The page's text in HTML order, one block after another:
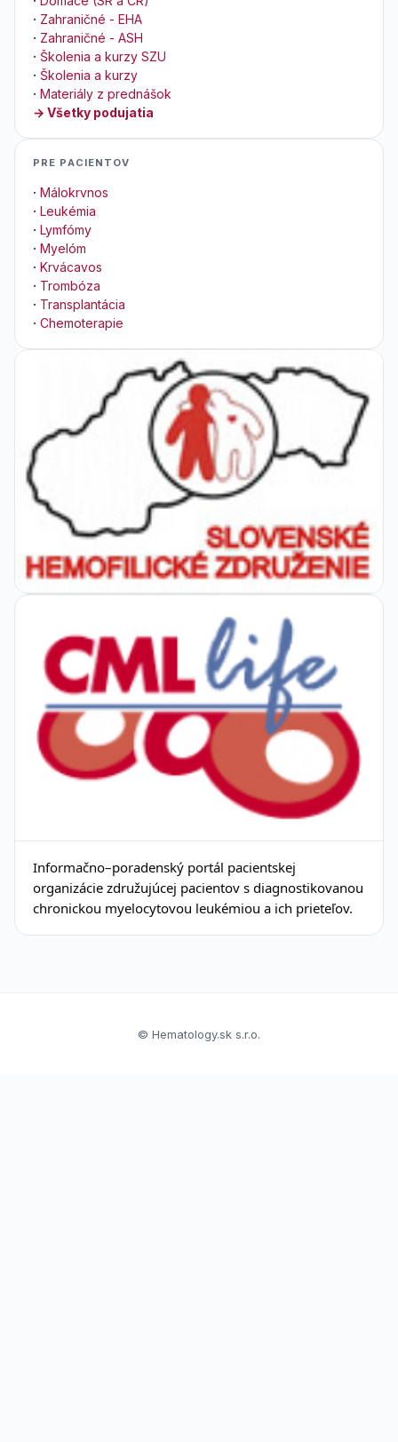
· Zahraničné - EHA
· Zahraničné - ASH
· Školenia a kurzy SZU
· Školenia a kurzy
· Materiály z prednášok
→ Všetky podujatia
PRE PACIENTOV
· Málokrvnos
· Leukémia
· Lymfómy
· Myelóm
· Krvácavos
· Trombóza
· Transplantácia
· Chemoterapie
Informačno–poradenský portál pacientskej
organizácie združujúcej pacientov s diagnostikovanou
chronickou myelocytovou leukémiou a ich prieteľov.
© Hematology.sk s.r.o.